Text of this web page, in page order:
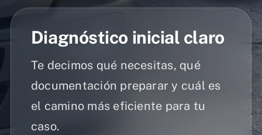
Diagnóstico inicial claro
Te decimos qué necesitas, qué
documentación preparar y cuál es
el camino más eficiente para tu
caso.